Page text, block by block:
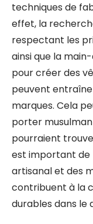
techniques de
effet, la
respectant les
ainsi que la
pour créer des
peuvent
marques. Cela
porter
pourraient
est important de
artisanal et des
contribuent à la
durables dans le